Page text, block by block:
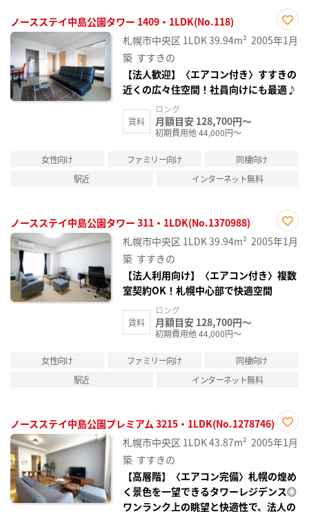
ノースステイ中島公園タワー 1409・1LDK(No.118)
お気
に入
札幌市中央区 1LDK39.94m² 2005年1月
築 すすきの
【法人歓迎】〈エアコン付き〉すすきの
近くの広々住空間！社員向けにも最適♪
賃料
ロング
月額目安 128,700円～
初期費用他 44,000円～
女性向け ファミリー向け
同棲向け
駅近
インターネット無料
ノースステイ中島公園タワー 311・1LDK(No.1370988)
お気
に入
札幌市中央区 1LDK39.94m² 2005年1月
築 すすきの
【法人利用向け】〈エアコン付き〉複数
室契約OK！札幌中心部で快適空間
賃料
ロング
月額目安 128,700円～
初期費用他 44,000円～
女性向け ファミリー向け
同棲向け
駅近
インターネット無料
ノースステイ中島公園プレミアム 3215・1LDK(No.1278746)
お気
に入
札幌市中央区 1LDK43.87m² 2005年1月
築 すすきの
【高層階】〈エアコン完備〉札幌の煌め
く景色を一望できるタワーレジデンス◎
ワンランク上の眺望と快適性で、法人の